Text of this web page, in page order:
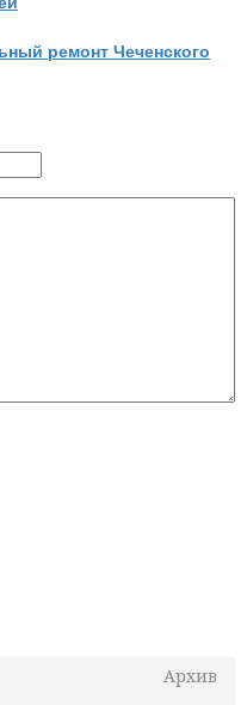
Архив
ремонт Чеченского